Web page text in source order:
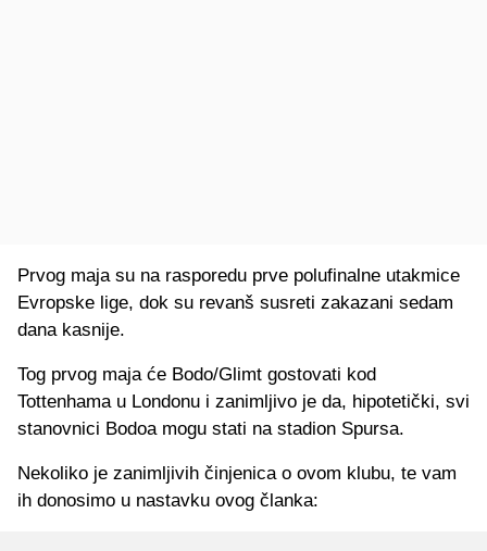
Prvog maja su na rasporedu prve polufinalne utakmice
Evropske lige, dok su revanš susreti zakazani sedam
dana kasnije.
Tog prvog maja će Bodo/Glimt gostovati kod
Tottenhama u Londonu i zanimljivo je da, hipotetički, svi
stanovnici Bodoa mogu stati na stadion Spursa.
Nekoliko je zanimljivih činjenica o ovom klubu, te vam
ih donosimo u nastavku ovog članka: